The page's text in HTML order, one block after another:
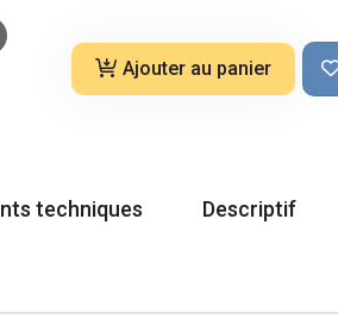
Ajouter au panier
techniques Descriptif